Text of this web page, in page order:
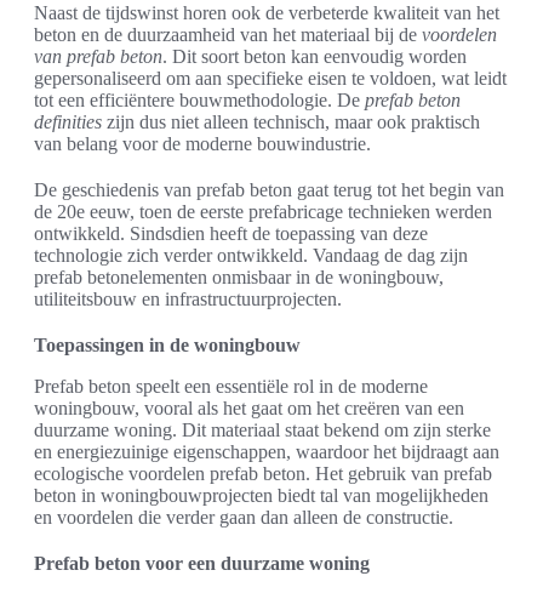
Naast de tijdswinst horen ook de verbeterde kwaliteit van het
beton en de duurzaamheid van het materiaal bij de voordelen
van prefab beton. Dit soort beton kan eenvoudig worden
gepersonaliseerd om aan specifieke eisen te voldoen, wat leidt
tot een efficiëntere bouwmethodologie. De prefab beton
definities zijn dus niet alleen technisch, maar ook praktisch
van belang voor de moderne bouwindustrie.
De geschiedenis van prefab beton gaat terug tot het begin van
de 20e eeuw, toen de eerste prefabricage technieken werden
ontwikkeld. Sindsdien heeft de toepassing van deze
technologie zich verder ontwikkeld. Vandaag de dag zijn
prefab betonelementen onmisbaar in de woningbouw,
utiliteitsbouw en infrastructuurprojecten.
Toepassingen in de woningbouw
Prefab beton speelt een essentiële rol in de moderne
woningbouw, vooral als het gaat om het creëren van een
duurzame woning. Dit materiaal staat bekend om zijn sterke
en energiezuinige eigenschappen, waardoor het bijdraagt aan
ecologische voordelen prefab beton. Het gebruik van prefab
beton in woningbouwprojecten biedt tal van mogelijkheden
en voordelen die verder gaan dan alleen de constructie.
Prefab beton voor een duurzame woning